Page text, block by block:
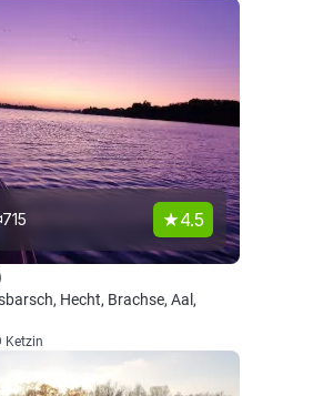
715 4.5
Hecht, Brachse, Aal,
Ketzin